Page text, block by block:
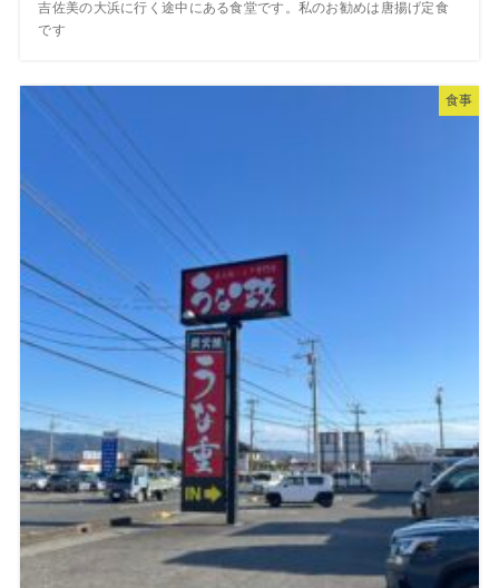
吉佐美の大浜に行く途中にある食堂です。私のお勧めは唐揚げ定食
です
食事